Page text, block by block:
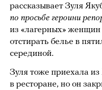
рассказывает Зуля
по просьбе героини
из «лагерных» женщин
отстирать белье в
серединой.
Зуля тоже приехала
в ресторане, но он